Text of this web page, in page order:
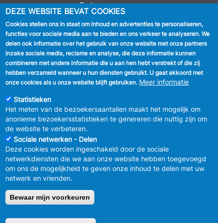
Parkeren
VOLG ONS
Facebook
Linkedin
Instagram
MENU
FOOTER
LEGAL
Vertrouwelijkheid
Verbeteringsplan
van de sociale netwerken
DEZE WEBSITE BEVAT COOKIES
Cookies stellen ons in staat om inhoud en advertenties te personaliseren,
functies voor sociale media aan te bieden en ons verkeer te analyseren. We
delen ook informatie over het gebruik van onze website met onze partners
inzake sociale media, reclame en analyse, die deze informatie kunnen
combineren met andere informatie die u aan hen hebt verstrekt of die zij
hebben verzameld wanneer u hun diensten gebruikt. U gaat akkoord met
onze cookies als u onze website blijft gebruiken. Meer informatie
Statistieken
Het meten van de bezoekersaantallen maakt het mogelijk om
anonieme bezoekersstatistieken te genereren die nuttig zijn om
de website te verbeteren.
Sociale netwerken - Delen
Deze cookies worden ingeschakeld door de sociale
netwerkdiensten die we aan onze website hebben toegevoegd
om ons de mogelijkheid te geven onze inhoud te delen met uw
netwerk en vrienden.
Bewaar mijn voorkeuren